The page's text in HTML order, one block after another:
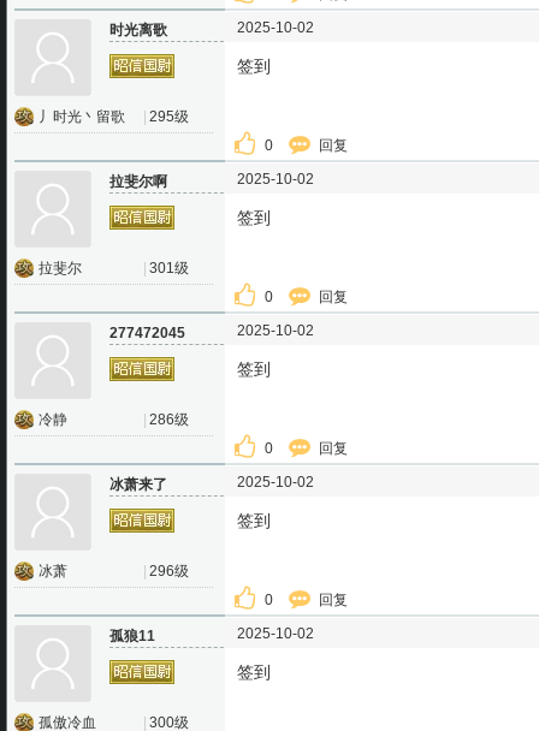
时光离歌
丿时光丶留歌 295级
2025-10-02
签到
0 回复
拉斐尔啊
拉斐尔 301级
2025-10-02
签到
0 回复
277472045
冷静 286级
2025-10-02
签到
0 回复
冰萧来了
冰萧 296级
2025-10-02
签到
0 回复
孤狼11
孤傲冷血 300级
2025-10-02
签到